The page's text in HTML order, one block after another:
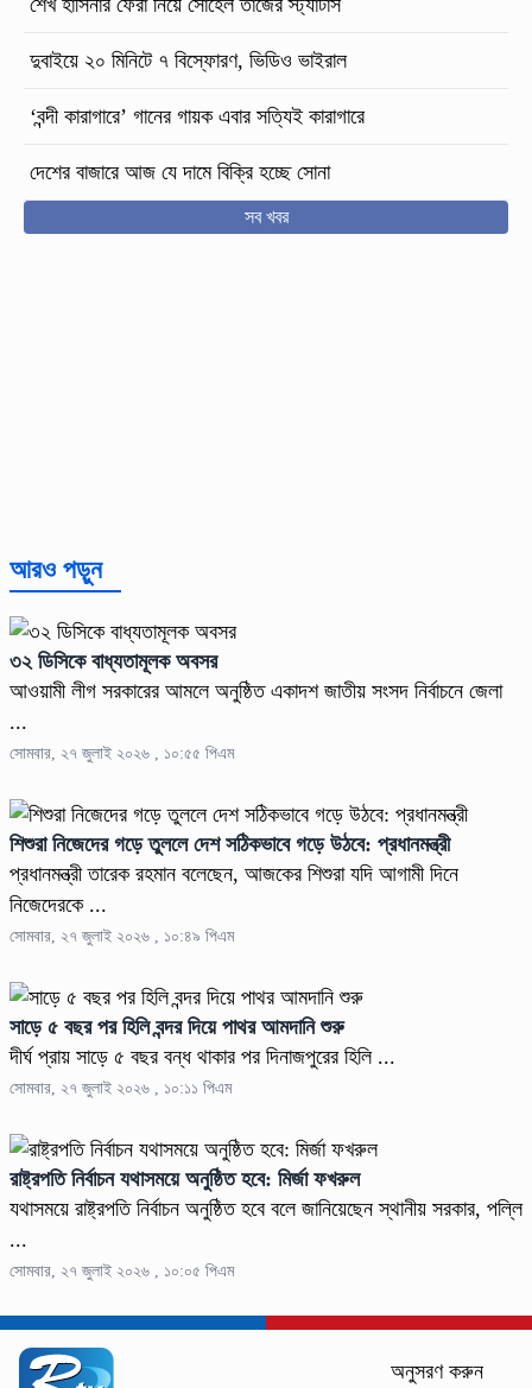
দুবাইয়ে ২০ মিনিটে ৭ বিস্ফোরণ, ভিডিও ভাইরাল
‘বন্দী কারাগারে’ গানের গায়ক এবার সত্যিই কারাগারে
দেশের বাজারে আজ যে দামে বিক্রি হচ্ছে সোনা
সব খবর
আরও পড়ুন
৩২ ডিসিকে বাধ্যতামূলক অবসর
আওয়ামী লীগ সরকারের আমলে অনুষ্ঠিত একাদশ জাতীয় সংসদ নির্বাচনে জেলা
...
সোমবার, ২৭ জুলাই ২০২৬ , ১০:৫৫ পিএম
শিশুরা নিজেদের গড়ে তুললে দেশ সঠিকভাবে গড়ে উঠবে: প্রধানমন্ত্রী
প্রধানমন্ত্রী তারেক রহমান বলেছেন, আজকের শিশুরা যদি আগামী দিনে
নিজেদেরকে ...
সোমবার, ২৭ জুলাই ২০২৬ , ১০:৪৯ পিএম
সাড়ে ৫ বছর পর হিলি বন্দর দিয়ে পাথর আমদানি শুরু
দীর্ঘ প্রায় সাড়ে ৫ বছর বন্ধ থাকার পর দিনাজপুরের হিলি ...
সোমবার, ২৭ জুলাই ২০২৬ , ১০:১১ পিএম
রাষ্ট্রপতি নির্বাচন যথাসময়ে অনুষ্ঠিত হবে: মির্জা ফখরুল
যথাসময়ে রাষ্ট্রপতি নির্বাচন অনুষ্ঠিত হবে বলে জানিয়েছেন স্থানীয় সরকার, পল্লি
...
সোমবার, ২৭ জুলাই ২০২৬ , ১০:০৫ পিএম
অনুসরণ করুন